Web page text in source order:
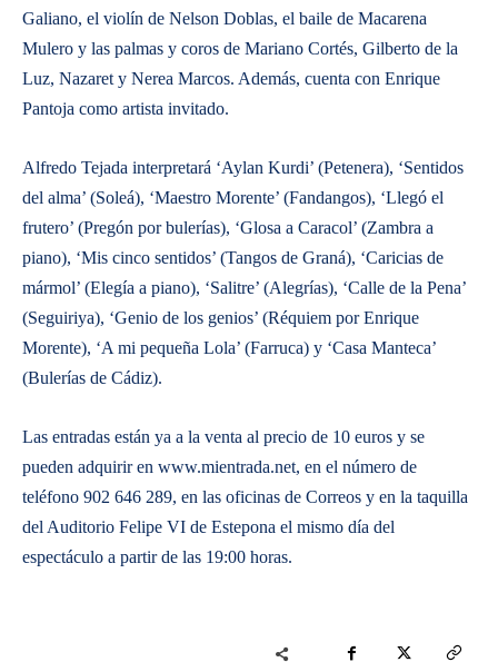
Galiano, el violín de Nelson Doblas, el baile de Macarena
Mulero y las palmas y coros de Mariano Cortés, Gilberto de la
Luz, Nazaret y Nerea Marcos. Además, cuenta con Enrique
Pantoja como artista invitado.
Alfredo Tejada interpretará ‘Aylan Kurdi’ (Petenera), ‘Sentidos
del alma’ (Soleá), ‘Maestro Morente’ (Fandangos), ‘Llegó el
frutero’ (Pregón por bulerías), ‘Glosa a Caracol’ (Zambra a
piano), ‘Mis cinco sentidos’ (Tangos de Graná), ‘Caricias de
mármol’ (Elegía a piano), ‘Salitre’ (Alegrías), ‘Calle de la Pena’
(Seguiriya), ‘Genio de los genios’ (Réquiem por Enrique
Morente), ‘A mi pequeña Lola’ (Farruca) y ‘Casa Manteca’
(Bulerías de Cádiz).
Las entradas están ya a la venta al precio de 10 euros y se
pueden adquirir en www.mientrada.net, en el número de
teléfono 902 646 289, en las oficinas de Correos y en la taquilla
del Auditorio Felipe VI de Estepona el mismo día del
espectáculo a partir de las 19:00 horas.